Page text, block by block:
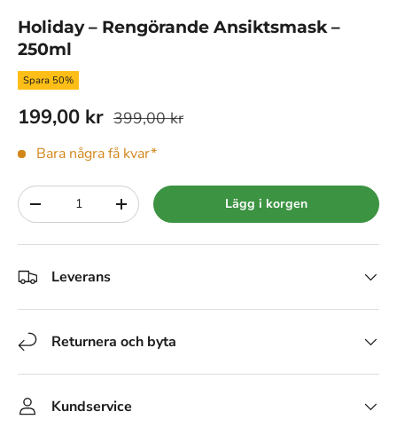
Holiday – Rengörande Ansiktsmask –
250ml
Spara 50%
199,00 kr 399,00 kr
Bara några få kvar*
Siffra
-
+ Lägg i korgen
Leverans
Returnera och byta
Kundservice